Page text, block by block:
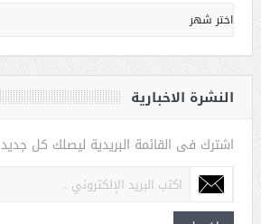
النشرة الاخبارية
اشترك فى القائمة البريدية ليصلك كل جديد